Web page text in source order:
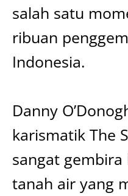
salah satu
ribuan
Indonesia.
Danny
karismatik The
sangat
tanah air yang